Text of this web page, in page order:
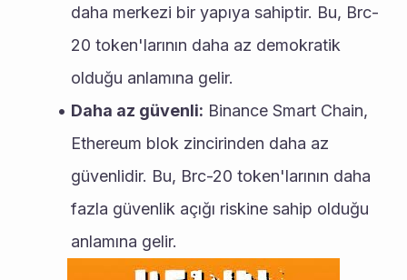
daha merkezi bir yapıya sahiptir. Bu, Brc-
20 token'larının daha az demokratik
olduğu anlamına gelir.
Daha az güvenli: Binance Smart Chain,
Ethereum blok zincirinden daha az
güvenlidir. Bu, Brc-20 token'larının daha
fazla güvenlik açığı riskine sahip olduğu
anlamına gelir.